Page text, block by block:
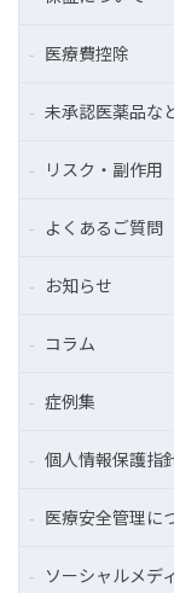
医療費控除
未承認医薬品な
リスク・副作用
よくあるご質問
お知らせ
コラム
症例集
個人情報保護指
医療安全管理に
ソーシャルメデ